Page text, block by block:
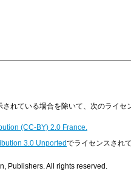
れている場合を除いて、次のライセ
(CC-BY) 2.0 France.
3.0 Unportedでライセンスされ
Publishers. All rights reserved.